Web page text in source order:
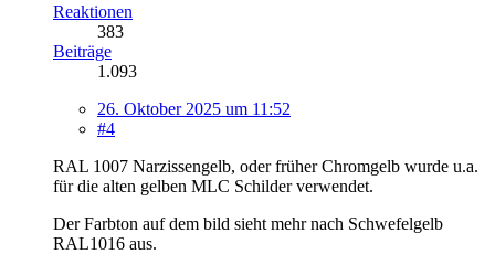
Reaktionen
383
Beiträge
1.093
26. Oktober 2025 um 11:52
#4
RAL 1007 Narzissengelb, oder früher Chromgelb wurde u.a.
für die alten gelben MLC Schilder verwendet.
Der Farbton auf dem bild sieht mehr nach Schwefelgelb
RAL1016 aus.